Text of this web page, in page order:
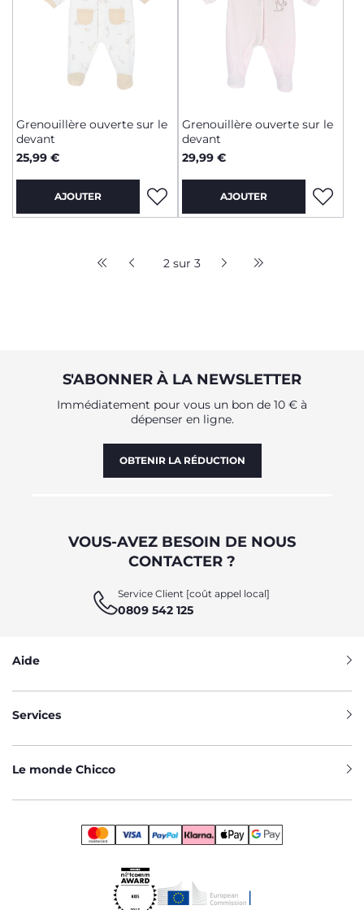
Grenouillère ouverte sur le
devant
25,99 €
AJOUTER
Grenouillère ouverte sur le
devant
29,99 €
AJOUTER
2 sur 3
S'ABONNER À LA NEWSLETTER
Immédiatement pour vous un bon de 10 € à
dépenser en ligne.
OBTENIR LA RÉDUCTION
VOUS-AVEZ BESOIN DE NOUS
CONTACTER ?
Service Client [coût appel local]
0809 542 125
Aide
Services
Le monde Chicco